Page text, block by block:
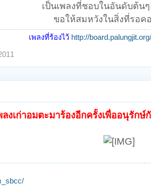
เป็นเพลงที่ชอบในอันดับต้น
ขอให้สมหวังในสิ่งที่รอค
เพลงที่ร้องไว้ http://
งเก่าอมตะมาร้องอีกครั้งเพื่ออนุรักษ์